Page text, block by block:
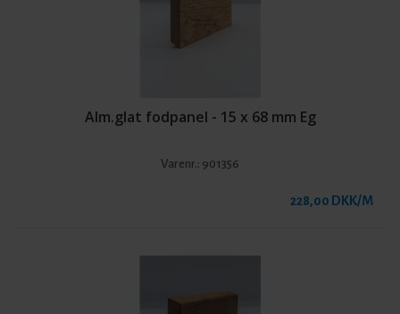
Alm.glat fodpanel - 15 x 68 mm Eg
Varenr.: 901356
228,00 DKK/M